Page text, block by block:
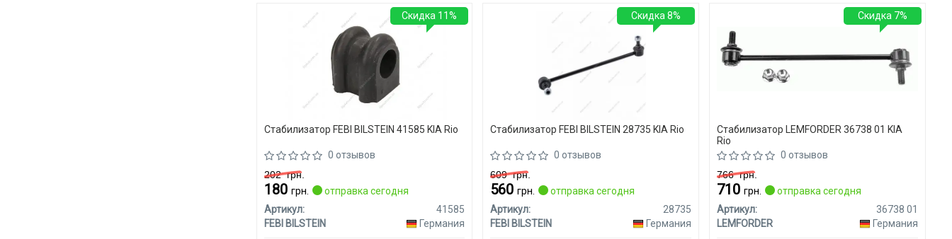
Стабилизатор FEBI BILSTEIN 41585 KIA Rio
0 отзывов
202грн.
180 грн.
отправка сегодня
Артикул:
41585
FEBI BILSTEIN
Германия
Скидка 11%
Стабилизатор FEBI BILSTEIN 28735 KIA Rio
0 отзывов
609грн.
560грн.
отправка сегодня
Артикул:
28735
FEBI BILSTEIN
Германия
Скидка 8%
Стабилизатор LEMFORDER 36738 01 KIA
Rio
0 отзывов
766грн.
710грн.
отправка сегодня
Артикул:
36738 01
LEMFORDER
Германия
Скидка 7%